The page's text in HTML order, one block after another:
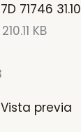
71746 31.10
KB
Vista previa